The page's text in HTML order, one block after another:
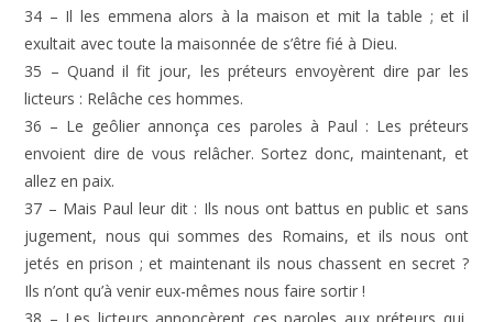
34 – Il les emmena alors à la maison et mit la table ; et il
exultait avec toute la maisonnée de s’être fié à Dieu.
35 – Quand il fit jour, les préteurs envoyèrent dire par les
licteurs : Relâche ces hommes.
36 – Le geôlier annonça ces paroles à Paul : Les préteurs
envoient dire de vous relâcher. Sortez donc, maintenant, et
allez en paix.
37 – Mais Paul leur dit : Ils nous ont battus en public et sans
jugement, nous qui sommes des Romains, et ils nous ont
jetés en prison ; et maintenant ils nous chassent en secret ?
Ils n’ont qu’à venir eux-mêmes nous faire sortir !